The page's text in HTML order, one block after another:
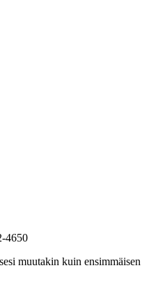
4650
muutakin kuin ensimmäisen